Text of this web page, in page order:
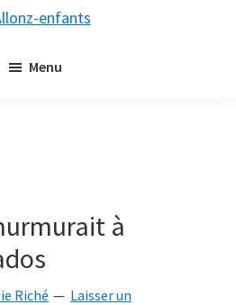
Menu
à
Riché
Laisser un